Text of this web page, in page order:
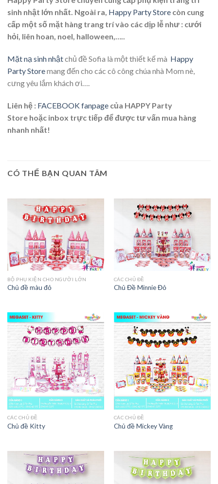
sinh nhật lớn nhất. Ngoài ra, Happy Party Store còn cung
cấp một số mặt hàng trang trí vào các dịp lễ như : cưới
hỏi, liên hoan, noel, halloween,…..
Mặt nạ sinh nhậtchủ đề Sofia là một thiết kế mà Happy
Party Storemang đến cho các cô công chúa nhà Mom nè,
cưng yêu lắm khách ơi….
Liên hệ : FACEBOOK fanpage của HAPPY Party
Store hoặc inbox trực tiếp để được tư vấn mua hàng
nhanh nhất!
CÓ THỂ BẠN QUAN TÂM
BỘ PHỤ KIỆN CHO NGƯỜI LỚN
Chủ đề màu đỏ
CÁC CHỦ ĐỀ
Chủ Đề Minnie Đỏ
CÁC CHỦ ĐỀ
Chủ đề Kitty
CÁC CHỦ ĐỀ
Chủ đề Mickey Vàng